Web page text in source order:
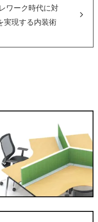
ワーク時代に対
実現する内装術